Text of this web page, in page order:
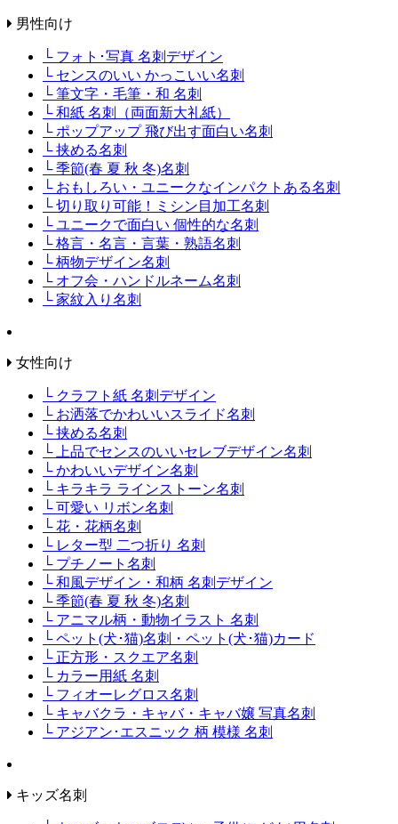
男性向け
└ フォト･写真 名刺デザイン
└ センスのいい かっこいい名刺
└ 筆文字・毛筆・和 名刺
└ 和紙 名刺（両面新大礼紙）
└ ポップアップ 飛び出す面白い名刺
└ 挟める名刺
└ 季節(春 夏 秋 冬)名刺
└ おもしろい・ユニークなインパクトある名刺
└ 切り取り可能！ミシン目加工名刺
└ ユニークで面白い 個性的な名刺
└ 格言・名言・言葉・熟語名刺
└ 柄物デザイン名刺
└ オフ会・ハンドルネーム名刺
└ 家紋入り名刺
女性向け
└ クラフト紙 名刺デザイン
└ お洒落でかわいいスライド名刺
└ 挟める名刺
└ 上品でセンスのいいセレブデザイン名刺
└ かわいいデザイン名刺
└ キラキラ ラインストーン名刺
└ 可愛い リボン名刺
└ 花・花柄名刺
└ レター型 二つ折り 名刺
└ プチノート名刺
└ 和風デザイン・和柄 名刺デザイン
└ 季節(春 夏 秋 冬)名刺
└ アニマル柄・動物イラスト 名刺
└ ペット(犬･猫)名刺・ペット(犬･猫)カード
└ 正方形・スクエア名刺
└ カラー用紙 名刺
└ フィオーレグロス名刺
└ キャバクラ・キャバ・キャバ嬢 写真名刺
└ アジアン･エスニック 柄 模様 名刺
キッズ名刺